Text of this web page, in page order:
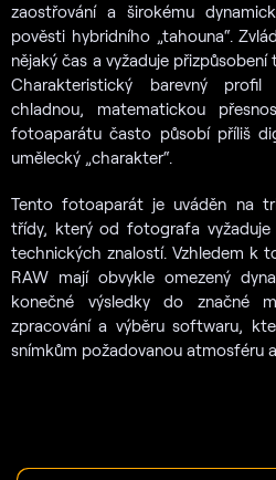
zaostřování a širokému
pověsti hybridního „tahouna“.
nějaký čas a vyžaduje
Charakteristický barevný
chladnou, matematickou
fotoaparátu často působí příliš
umělecký „charakter“.
Tento fotoaparát je uváděn na
třídy, který od fotografa vyžaduje
technických znalostí. Vzhledem k
RAW mají obvykle omezený
konečné výsledky do značné
zpracování a výběru softwaru,
snímkům požadovanou atmosféru